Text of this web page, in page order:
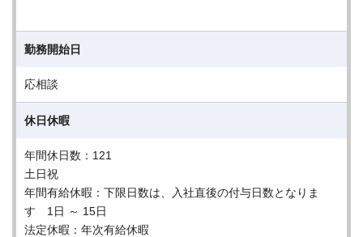
勤務開始日
応相談
休日休暇
年間休日数：121
土日祝
年間有給休暇：下限日数は、入社直後の付与日数となりま
す 1日 ～ 15日
法定休暇：年次有給休暇